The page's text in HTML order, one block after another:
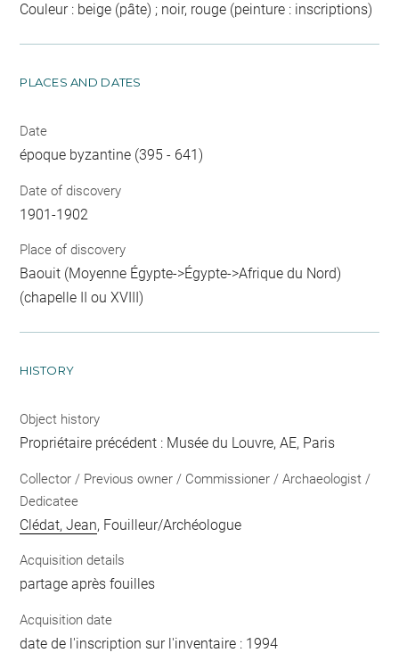
Couleur : beige (pâte) ; noir, rouge (peinture : inscriptions)
PLACES AND DATES
Date
époque byzantine (395 - 641)
Date of discovery
1901-1902
Place of discovery
Baouit (Moyenne Égypte->Égypte->Afrique du Nord)
(chapelle II ou XVIII)
HISTORY
Object history
Propriétaire précédent : Musée du Louvre, AE, Paris
Collector / Previous owner / Commissioner / Archaeologist /
Dedicatee
Clédat, Jean, Fouilleur/Archéologue
Acquisition details
partage après fouilles
Acquisition date
date de l'inscription sur l'inventaire : 1994